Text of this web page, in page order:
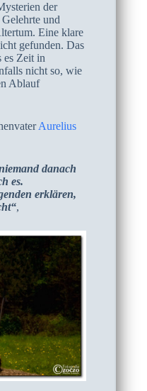
der
und
Eine klare
gefunden. Das
es Zeit in
nicht so, wie
Ablauf
Aurelius
danach
es.
erklären,
,